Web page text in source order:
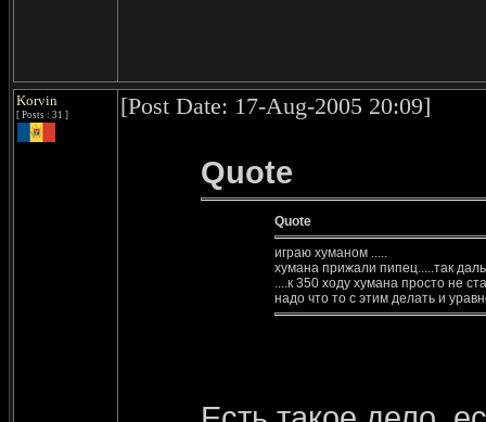
Korvin
[ Posts : 31 ] [Post Date: 17-Aug-2005 20:09]
Quote
Quote
играю хуманом .....
хумана прижали пипец.....так
....к 350 ходу хумана просто не
надо что то с этим делать и